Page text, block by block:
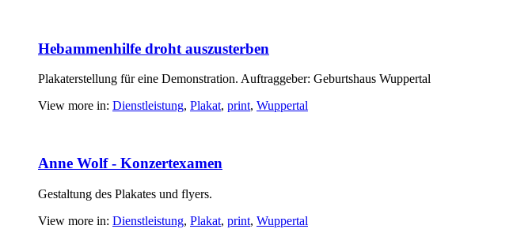
Hebammenhilfe droht auszusterben
Plakaterstellung für eine Demonstration. Auftraggeber: Geburtshaus Wuppertal
View more in: Dienstleistung, Plakat, print, Wuppertal
Anne Wolf - Konzertexamen
Gestaltung des Plakates und flyers.
View more in: Dienstleistung, Plakat, print, Wuppertal